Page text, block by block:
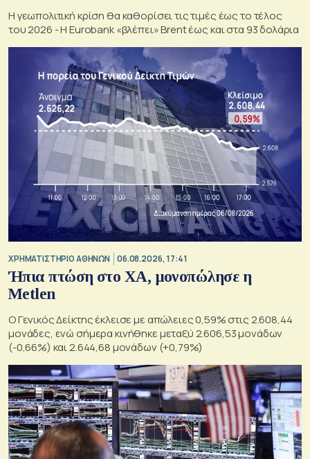
Η γεωπολιτική κρίση θα καθορίσει τις τιμές έως το τέλος
του 2026 - Η Eurobank «βλέπει» Brent έως και στα 93 δολάρια
XΡΗΜΑΤΙΣΤΗΡΙΟ ΑΘΗΝΩΝ 06.08.2026, 17:41
Ήπια πτώση στο ΧΑ, μονοπώλησε η
Metlen
O Γενικός Δείκτης έκλεισε με απώλειες 0,59% στις 2.608,44
μονάδες, ενώ σήμερα κινήθηκε μεταξύ 2.606,53 μονάδων
(-0,66%) και 2.644,68 μονάδων (+0,79%)